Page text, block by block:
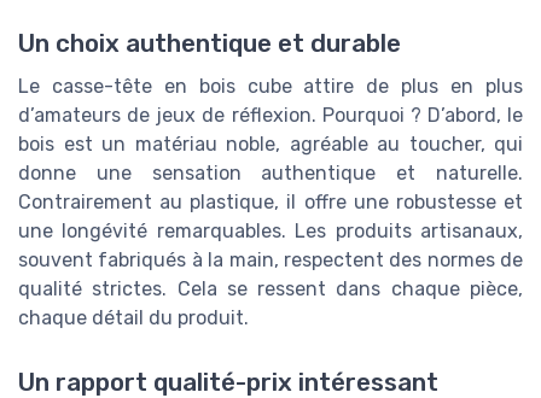
Un choix authentique et durable
Le casse-tête en bois cube attire de plus en plus
d’amateurs de jeux de réflexion. Pourquoi ? D’abord, le
bois est un matériau noble, agréable au toucher, qui
donne une sensation authentique et naturelle.
Contrairement au plastique, il offre une robustesse et
une longévité remarquables. Les produits artisanaux,
souvent fabriqués à la main, respectent des normes de
qualité strictes. Cela se ressent dans chaque pièce,
chaque détail du produit.
Un rapport qualité-prix intéressant